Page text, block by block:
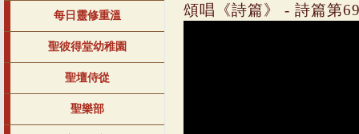
每日靈修重溫
聖彼得堂幼稚園
聖壇侍從
聖樂部
頌唱《詩篇》 - 詩篇第